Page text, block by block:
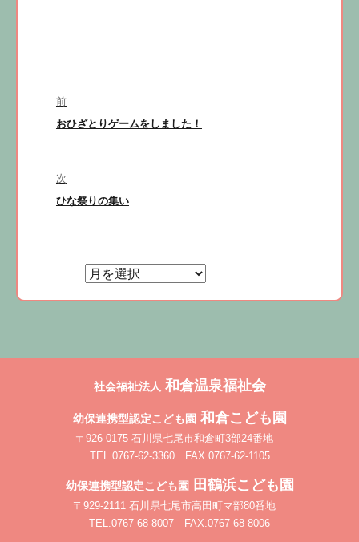
稿
ナ
ゲ
ー
前
前
稿:
おひざとりゲームをしました！
次
次
ひな祭りの集い
社会福祉法人 和倉温泉福祉会
幼保連携型認定こども園和倉こども園
〒926-0175 石川県七尾市和倉町3部24番地
TEL.0767-62-3360 FAX.0767-62-1105
幼保連携型認定こども園田鶴浜こども園
〒929-2111 石川県七尾市高田町マ部80番地
TEL.0767-68-8007 FAX.0767-68-8006